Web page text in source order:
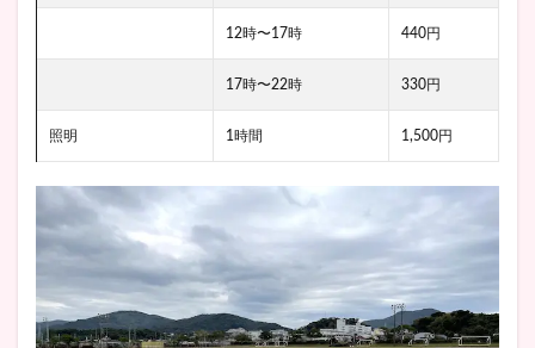
12時〜17時 440円
17時〜22時 330円
照明 1時間 1,500円